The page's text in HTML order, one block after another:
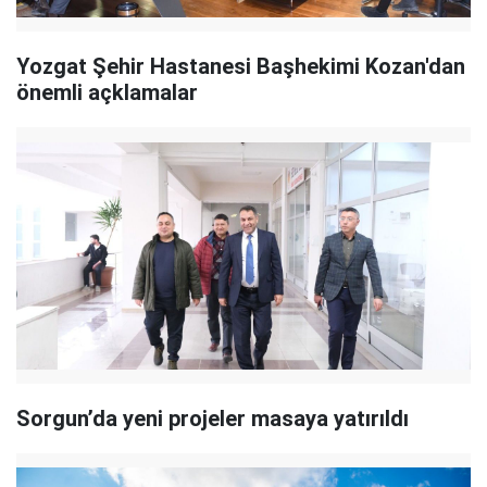
Yozgat Şehir Hastanesi Başhekimi Kozan'dan
önemli açklamalar
Sorgun’da yeni projeler masaya yatırıldı